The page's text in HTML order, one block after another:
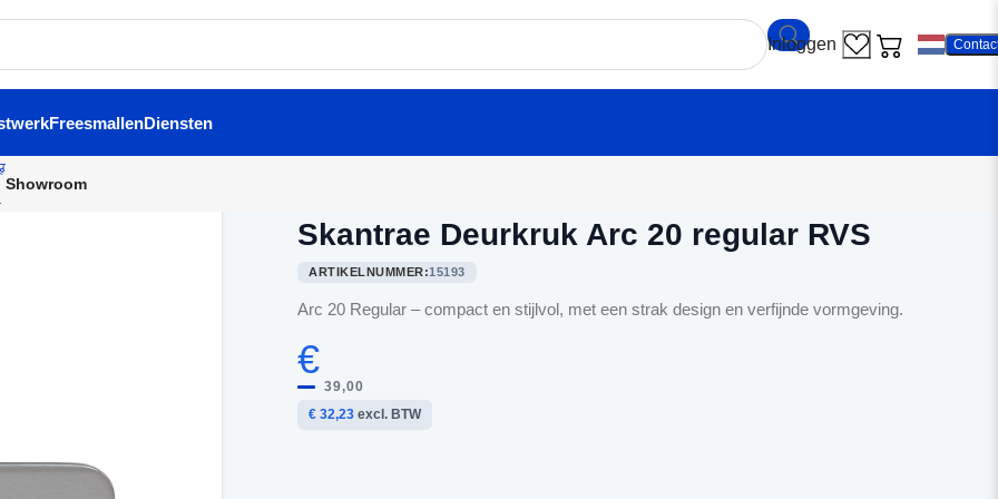
FreesmallenDiensten
Showroom
Skantrae Deurkruk Arc 20 regular RVS
ARTIKELNUMMER:15193
Arc 20 Regular – compact en stijlvol, met een strak design en verfijnde vormgeving.
€
39,00
€ 32,23 excl. BTW